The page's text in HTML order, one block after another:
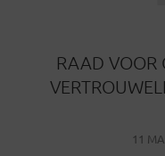
RAAD VOOR
11